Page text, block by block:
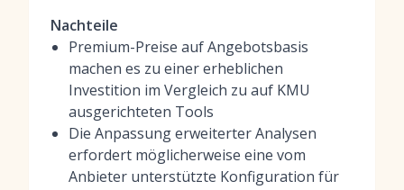
Nachteile
Premium-Preise auf Angebotsbasis
machen es zu einer erheblichen
Investition im Vergleich zu auf KMU
ausgerichteten Tools
Die Anpassung erweiterter Analysen
erfordert möglicherweise eine vom
Anbieter unterstützte Konfiguration für